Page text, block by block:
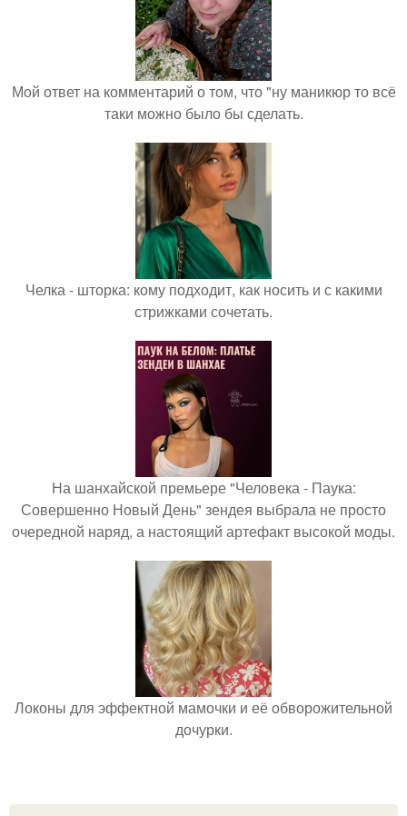
Мой ответ на комментарий о том, что "ну маникюр то всё
таки можно было бы сделать.
Челка - шторка: кому подходит, как носить и с какими
стрижками сочетать.
На шанхайской премьере "Человека - Паука:
Совершенно Новый День" зендея выбрала не просто
очередной наряд, а настоящий артефакт высокой моды.
Локоны для эффектной мамочки и её обворожительной
дочурки.